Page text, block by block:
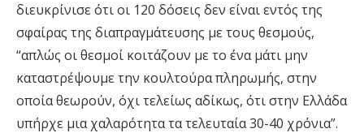
διευκρίνισε ότι οι 120 δόσεις δεν είναι εντός της
σφαίρας της διαπραγμάτευσης με τους θεσμούς,
“απλώς οι θεσμοί κοιτάζουν με το ένα μάτι μην
καταστρέψουμε την κουλτούρα πληρωμής, στην
οποία θεωρούν, όχι τελείως αδίκως, ότι στην Ελλάδα
υπήρχε μια χαλαρότητα τα τελευταία 30-40 χρόνια”.